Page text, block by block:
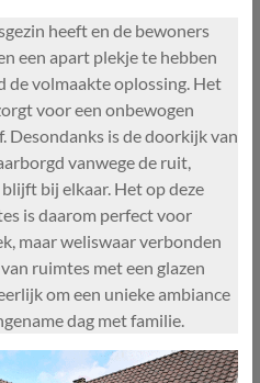
heeft en de bewoners
een apart plekje te hebben
de volmaakte oplossing. Het
voor een onbewogen
Desondanks is de doorkijk van
vanwege de ruit,
bij elkaar. Het op deze
is daarom perfect voor
maar weliswaar verbonden
ruimtes met een glazen
om een unieke ambiance
dag met familie.